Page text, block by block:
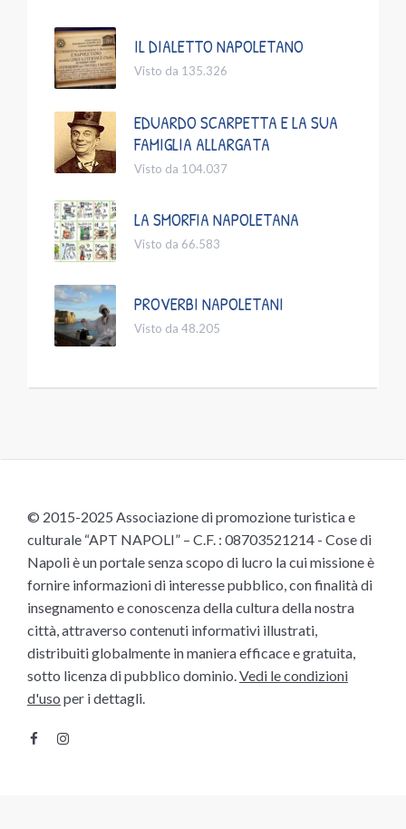
IL DIALETTO NAPOLETANO
Visto da 135.326
EDUARDO SCARPETTA E LA SUA
FAMIGLIA ALLARGATA
Visto da 104.037
LA SMORFIA NAPOLETANA
Visto da 66.583
PROVERBI NAPOLETANI
Visto da 48.205
© 2015-2025 Associazione di promozione turistica e
culturale “APT NAPOLI” – C.F. : 08703521214 - Cose di
Napoli è un portale senza scopo di lucro la cui missione è
fornire informazioni di interesse pubblico, con finalità di
insegnamento e conoscenza della cultura della nostra
città, attraverso contenuti informativi illustrati,
distribuiti globalmente in maniera efficace e gratuita,
sotto licenza di pubblico dominio.Vedi le condizioni
d'uso per i dettagli.